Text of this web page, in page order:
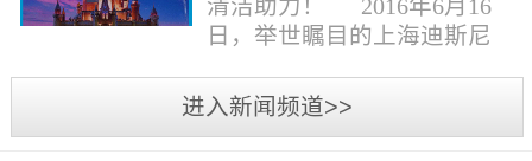
的同事，第一印象就是杭州
览城是本次峰会举办的核心
区域，主要囊括了奥体中
心、国际博览中心、超高层
清洁助力！ 2016年6月16
日，举世瞩目的上海迪斯尼
奇想花园、探险岛、宝藏
湾、明日世界和梦幻世界，
进入新闻频道>>